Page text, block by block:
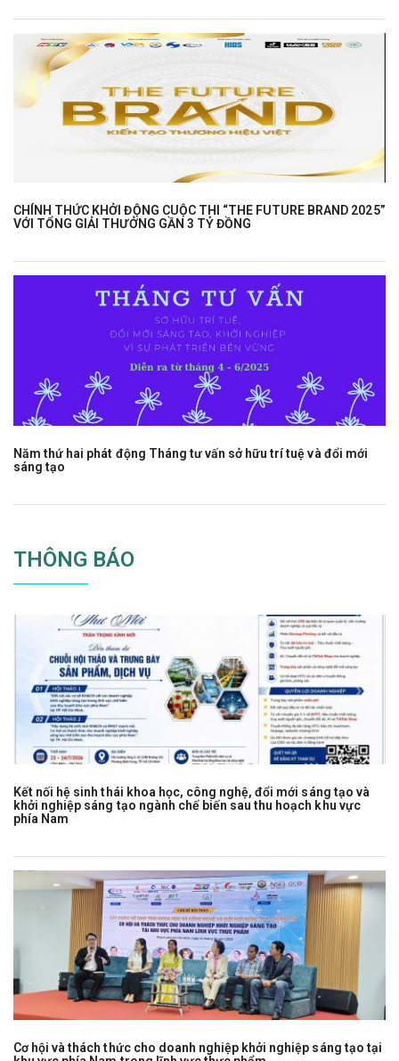
CHÍNH THỨC KHỞI ĐỘNG CUỘC THI “THE FUTURE BRAND 2025”
VỚI TỔNG GIẢI THƯỞNG GẦN 3 TỶ ĐỒNG
Năm thứ hai phát động Tháng tư vấn sở hữu trí tuệ và đổi mới
sáng tạo
THÔNG BÁO
Kết nối hệ sinh thái khoa học, công nghệ, đổi mới sáng tạo và
khởi nghiệp sáng tạo ngành chế biến sau thu hoạch khu vực
phía Nam
Cơ hội và thách thức cho doanh nghiệp khởi nghiệp sáng tạo tại